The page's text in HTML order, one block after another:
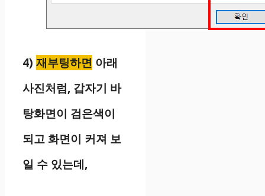
4) 재부팅하면 아래
사진처럼, 갑자기 바
탕화면이 검은색이
되고 화면이 커져 보
일 수 있는데,